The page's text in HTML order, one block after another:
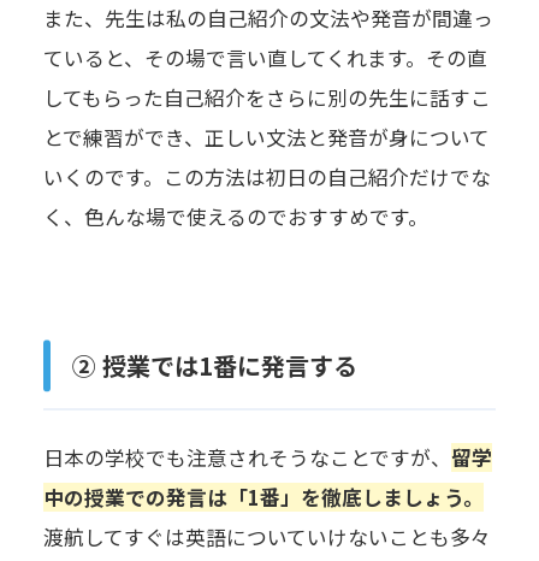
また、先生は私の自己紹介の文法や発音が間違っ
ていると、その場で言い直してくれます。その直
してもらった自己紹介をさらに別の先生に話すこ
とで練習ができ、正しい文法と発音が身について
いくのです。この方法は初日の自己紹介だけでな
く、色んな場で使えるのでおすすめです。
② 授業では1番に発言する
日本の学校でも注意されそうなことですが、 留学
中の授業での発言は「1番」を徹底しましょう。
渡航してすぐは英語についていけないことも多々